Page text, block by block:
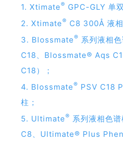
1. Xtimate® GPC-GLY 单
2. Xtimate® C8 300Å 液相
3. Blossmate® 系列液相
C18、Blossmate® Aqs
C18）；
4. Blossmate® PSV C18
柱；
5. Ultimate® 系列液相色
C8、Ultimate® Plus